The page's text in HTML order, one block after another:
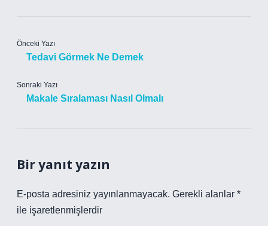
Önceki Yazı
Tedavi Görmek Ne Demek
Sonraki Yazı
Makale Sıralaması Nasıl Olmalı
Bir yanıt yazın
E-posta adresiniz yayınlanmayacak. Gerekli alanlar *
ile işaretlenmişlerdir